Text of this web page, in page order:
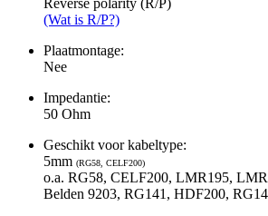
Reverse polarity (R/P)
(Wat is R/P?)
Plaatmontage:
Nee
Impedantie:
50 Ohm
Geschikt voor kabeltype:
5mm (RG58, CELF200)
o.a. RG58, CELF200, LMR195,
Belden 9203, RG141, HDF200,